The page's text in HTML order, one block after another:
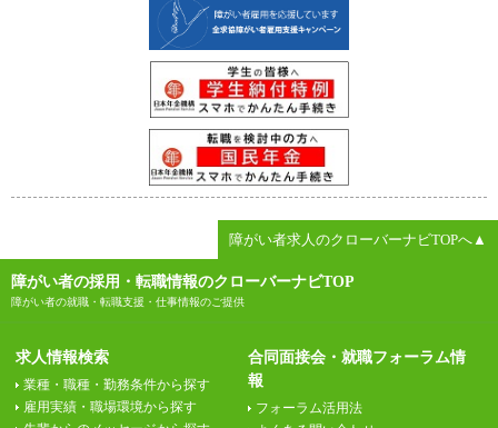
障がい者求人のクローバーナビTOPへ▲
障がい者の採用・転職情報のクローバーナビTOP
障がい者の就職・転職支援・仕事情報のご提供
求人情報検索
業種・職種・勤務条件から探す
雇用実績・職場環境から探す
合同面接会・就職フォーラム情
報
フォーラム活用法